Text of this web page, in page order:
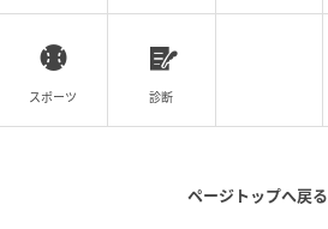
スポーツ 診断
ページトップへ戻る